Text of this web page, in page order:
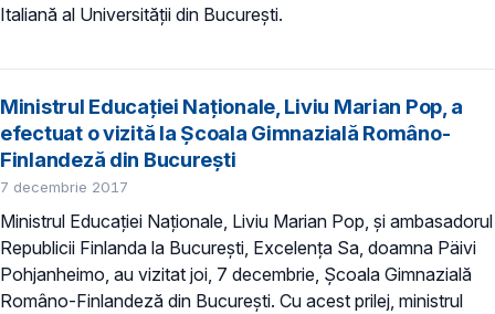
Italiană al Universității din București.
Ministrul Educației Naționale, Liviu Marian Pop, a
efectuat o vizită la Școala Gimnazială Româno-
Finlandeză din București
7 decembrie 2017
Ministrul Educației Naționale, Liviu Marian Pop, și ambasadorul
Republicii Finlanda la București, Excelența Sa, doamna Päivi
Pohjanheimo, au vizitat joi, 7 decembrie, Școala Gimnazială
Româno-Finlandeză din București. Cu acest prilej, ministrul